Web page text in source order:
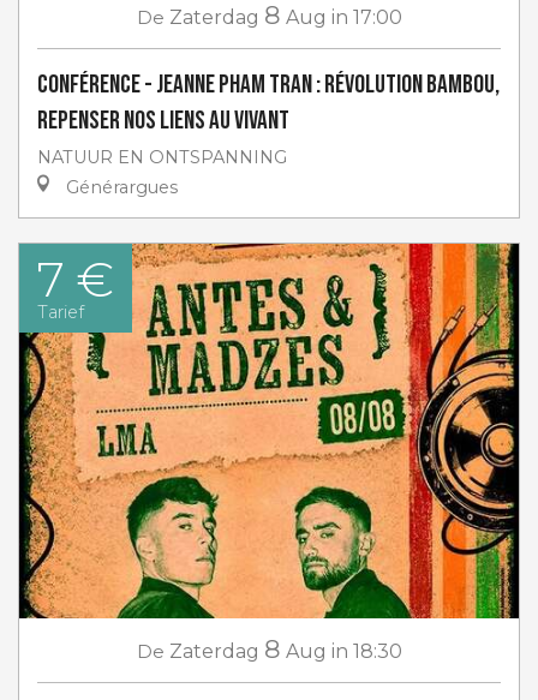
De Zaterdag 8 Aug in 17:00
Conférence - Jeanne Pham Tran : Révolution Bambou,
repenser nos liens au vivant
NATUUR EN ONTSPANNING
Générargues
7 €
Tarief
De Zaterdag 8 Aug in 18:30